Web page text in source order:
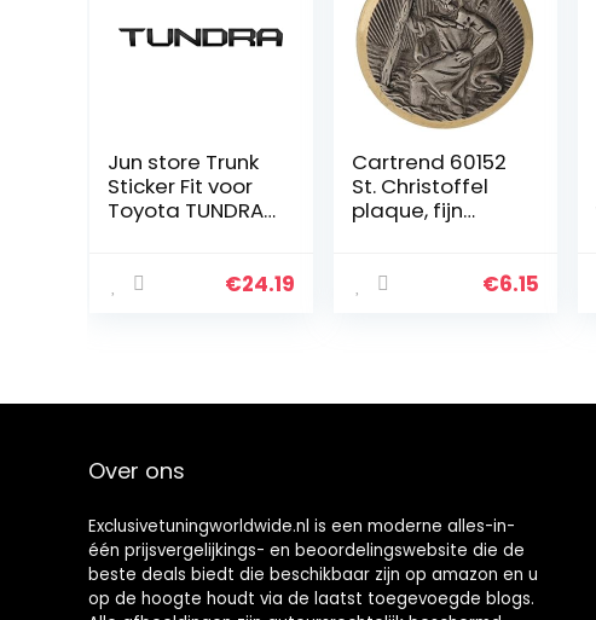
Jun store Trunk
Sticker Fit voor
Toyota TUNDRA
Achterste
€24.19
Cartrend 60152
St. Christoffel
plaque, fijn
diamantslijping,
€6.15
Over ons
Exclusivetuningworldwide.nl is een moderne alles-in-
één prijsvergelijkings- en beoordelingswebsite die de
beste deals biedt die beschikbaar zijn op amazon en u
op de hoogte houdt via de laatst toegevoegde blogs.